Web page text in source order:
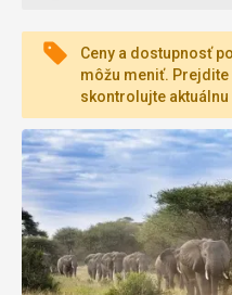
Ceny a dostupnosť
môžu meniť. Prejdite
skontrolujte